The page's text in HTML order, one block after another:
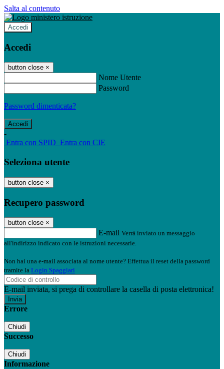
Salta al contenuto
Accedi
Accedi
button close ×
Nome Utente
Password
Password dimenticata?
-
Entra con SPID Entra con CIE
Seleziona utente
button close ×
Recupero password
button close ×
E-mail Verrà inviato un messaggio
all'indirizzo indicato con le istruzioni necessarie.
Non hai una e-mail associata al nome utente? Effettua il reset della password
tramite la Login Spaggiari
E-mail inviata, si prega di controllare la casella di posta elettronica!
Errore
Chiudi
Successo
Chiudi
Informazione